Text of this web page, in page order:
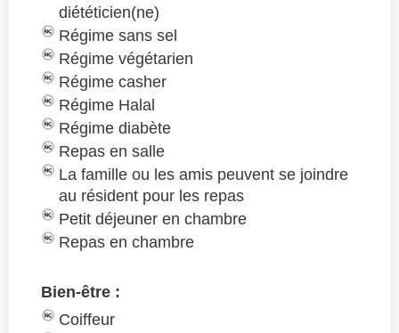
diététicien(ne)
Régime sans sel
Régime végétarien
Régime casher
Régime Halal
Régime diabète
Repas en salle
La famille ou les amis peuvent se joindre
au résident pour les repas
Petit déjeuner en chambre
Repas en chambre
Bien-être :
Coiffeur